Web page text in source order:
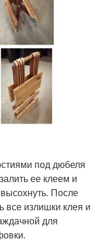
под дюбеля
ее клеем и
После
все излишки клея и
для